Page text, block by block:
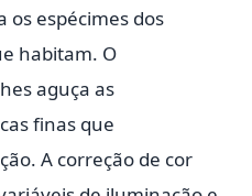
os espécimes dos
habitam. O
aguça as
finas que
A correção de cor